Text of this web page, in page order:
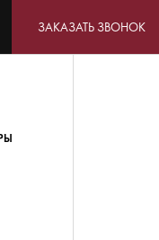
ЗАКАЗАТЬ ЗВОНОК